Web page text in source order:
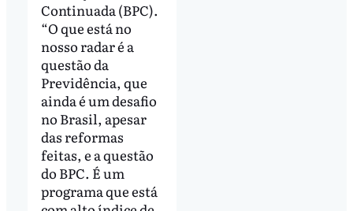
Continuada (BPC).
“O que está no
nosso radar é a
questão da
Previdência, que
ainda é um desafio
no Brasil, apesar
das reformas
feitas, e a questão
do BPC. É um
programa que está